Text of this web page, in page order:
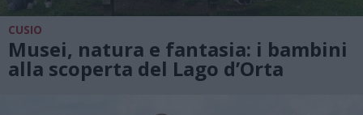
CUSIO
Musei, natura e fantasia: i bambini
alla scoperta del Lago d’Orta